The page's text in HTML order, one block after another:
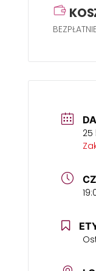
BEZPŁATNIE
25